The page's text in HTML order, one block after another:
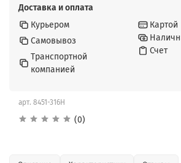
арт. 8451-316H
(0)
Доставка и оплата
Курьером
Самовывоз
Транспортной
компанией
Картой
Счет